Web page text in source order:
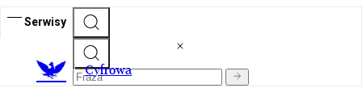
Serwisy
Cyfrowa